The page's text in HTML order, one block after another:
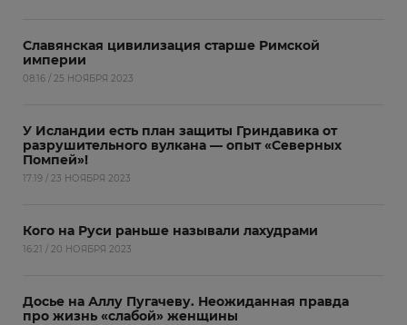
Славянская цивилизация старше Римской
империи
08:16 / 25 НОЯБРЯ 2023
У Исландии есть план защиты Гриндавика от
разрушительного вулкана — опыт «Северных
Помпей»!
17:19 / 23 НОЯБРЯ 2023
Кого на Руси раньше называли лахудрами
16:21 / 20 НОЯБРЯ 2023
Досье на Аллу Пугачеву. Неожиданная правда
про жизнь «слабой» женщины